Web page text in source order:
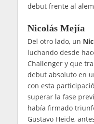
debut frente al
Nicolás Mejía
Del otro lado, un
luchando desde
Challenger y que
debut absoluto en
con esta
superar la fase
había firmado
Gustavo Heide,